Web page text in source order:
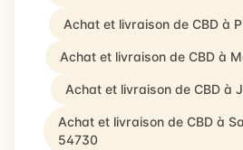
Achat et livraison de CBD à
Achat et livraison de CBD à
Achat et livraison de CBD à
Achat et livraison de CBD à
54730